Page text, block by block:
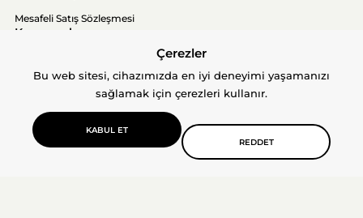
Mesafeli Satış Sözleşmesi
Kurumsal
Çerezler
Bu web sitesi, cihazımızda en iyi deneyimi yaşamanızı
sağlamak için çerezleri kullanır.
KABUL ET
REDDET